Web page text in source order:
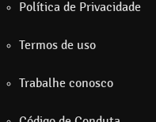
Política de Privacidade
Termos de uso
Trabalhe conosco